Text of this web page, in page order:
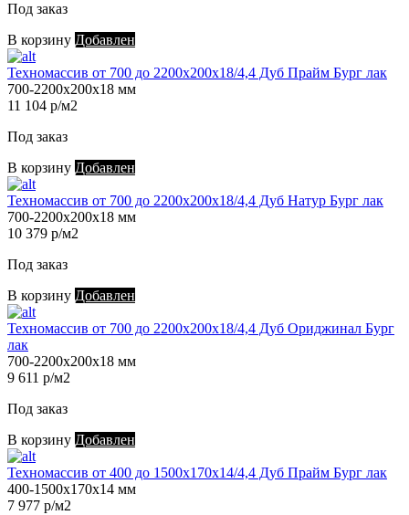
Под заказ
В корзину Добавлен
Техномассив от 700 до 2200х200х18/4,4 Дуб Прайм Бург лак
700-2200х200х18 мм
11 104 р/м2
Под заказ
В корзину Добавлен
Техномассив от 700 до 2200х200х18/4,4 Дуб Натур Бург лак
700-2200х200х18 мм
10 379 р/м2
Под заказ
В корзину Добавлен
Техномассив от 700 до 2200х200х18/4,4 Дуб Ориджинал Бург
лак
700-2200х200х18 мм
9 611 р/м2
Под заказ
В корзину Добавлен
Техномассив от 400 до 1500х170х14/4,4 Дуб Прайм Бург лак
400-1500х170х14 мм
7 977 р/м2